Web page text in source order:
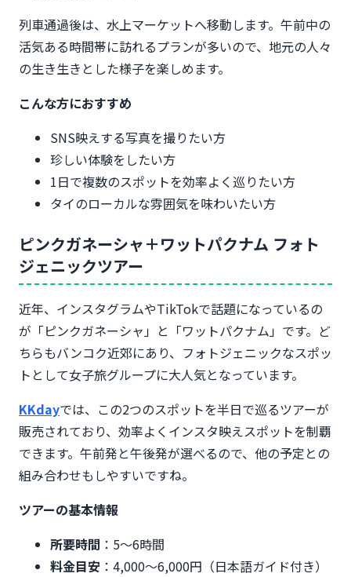
列車通過後は、水上マーケットへ移動します。午前中の
活気ある時間帯に訪れるプランが多いので、地元の人々
の生き生きとした様子を楽しめます。
こんな方におすすめ
SNS映えする写真を撮りたい方
珍しい体験をしたい方
1日で複数のスポットを効率よく巡りたい方
タイのローカルな雰囲気を味わいたい方
ピンクガネーシャ＋ワットパクナム フォト
ジェニックツアー
近年、インスタグラムやTikTokで話題になっているの
が「ピンクガネーシャ」と「ワットパクナム」です。ど
ちらもバンコク近郊にあり、フォトジェニックなスポッ
トとして女子旅グループに大人気となっています。
KKdayでは、この2つのスポットを半日で巡るツアーが
販売されており、効率よくインスタ映えスポットを制覇
できます。午前発と午後発が選べるので、他の予定との
組み合わせもしやすいですね。
ツアーの基本情報
所要時間 ：5〜6時間
料金目安 ：4,000〜6,000円（日本語ガイド付き）